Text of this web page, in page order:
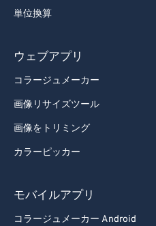
単位換算
ウェブアプリ
コラージュメーカー
画像リサイズツール
画像をトリミング
カラーピッカー
モバイルアプリ
コラージュメーカー Android